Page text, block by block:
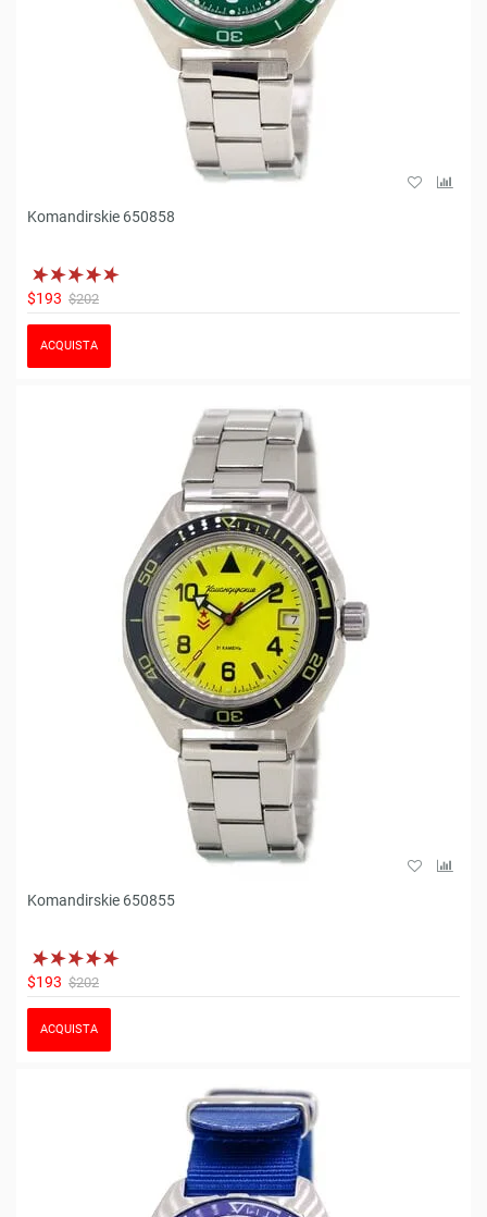
Komandirskie 650858
$193 $202
ACQUISTA
Komandirskie 650855
$193 $202
ACQUISTA